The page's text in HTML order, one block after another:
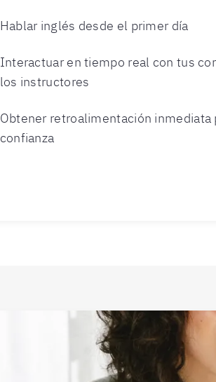
Hablar inglés desde el primer día
Interactuar en tiempo real con tus
los instructores
Obtener retroalimentación inmediata
confianza